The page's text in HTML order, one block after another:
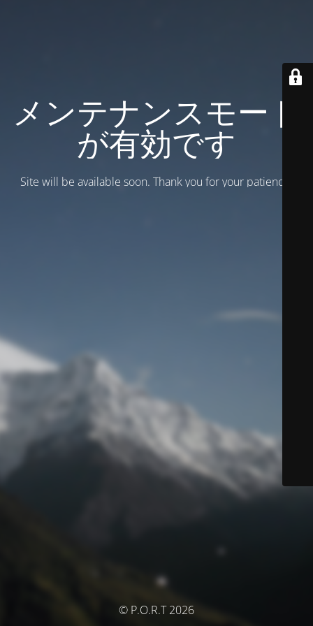
メンテナンスモード
が有効です
Site will be available soon. Thank you for your patience!
© P.O.R.T 2026